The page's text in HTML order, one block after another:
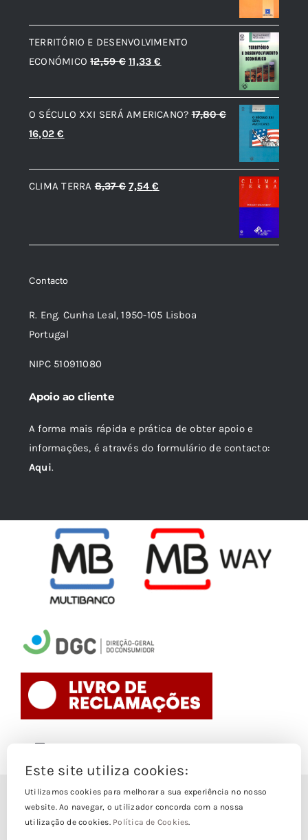
original
era:
33,58 €.
atual
é:
TERRITÓRIO E DESENVOLVIMENTO
ECONÓMICO 12,59€ O
original
era:
11,33€
atual
é:
O SÉCULO XXI SERÁ AMERICANO? 17,80€
O
original
era:
16,02€
atual
é:
CLIMA TERRA 8,37€ O
era:
7,54€
é:
Contacto
R. Eng. Cunha Leal, 1950-105 Lisboa
Portugal
NIPC 510911080
Apoio ao cliente
A forma mais rápida e prática de obter apoio e
informações, é através do formulário de contacto:
Aqui.
Navigation
Termos e Condições
© Copyright 1988- 2026
Loja Edições Piaget byPiaget Ensino Superior
Este site utiliza cookies:
Utilizamos cookies para melhorar a sua experiência no nosso
website. Ao navegar, o utilizador concorda com a nossa
utilização de cookies. Política de Cookies.